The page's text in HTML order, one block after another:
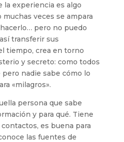
la experiencia es algo
veces se ampara
pero no puedo
transferir sus
tiempo, crea en torno
y secreto: como todos
nadie sabe cómo lo
«milagros».
persona que sabe
y para qué. Tiene
es buena para
las fuentes de